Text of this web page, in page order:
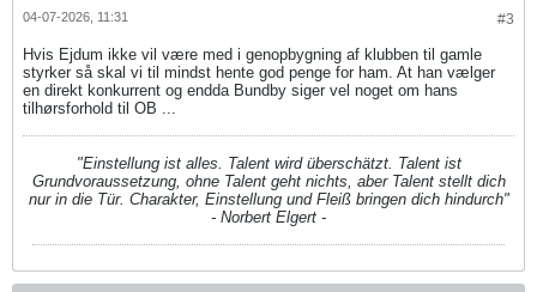
#3
04-07-2026, 11:31
Hvis Ejdum ikke vil være med i genopbygning af klubben til gamle
styrker så skal vi til mindst hente god penge for ham. At han vælger
en direkt konkurrent og endda Bundby siger vel noget om hans
tilhørsforhold til OB ...
"Einstellung ist alles. Talent wird überschätzt. Talent ist
Grundvoraussetzung, ohne Talent geht nichts, aber Talent stellt dich
nur in die Tür. Charakter, Einstellung und Fleiß bringen dich hindurch"
- Norbert Elgert -